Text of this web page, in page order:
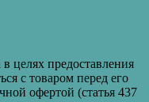
целях предоставления
с товаром перед его
офертой (статья 437